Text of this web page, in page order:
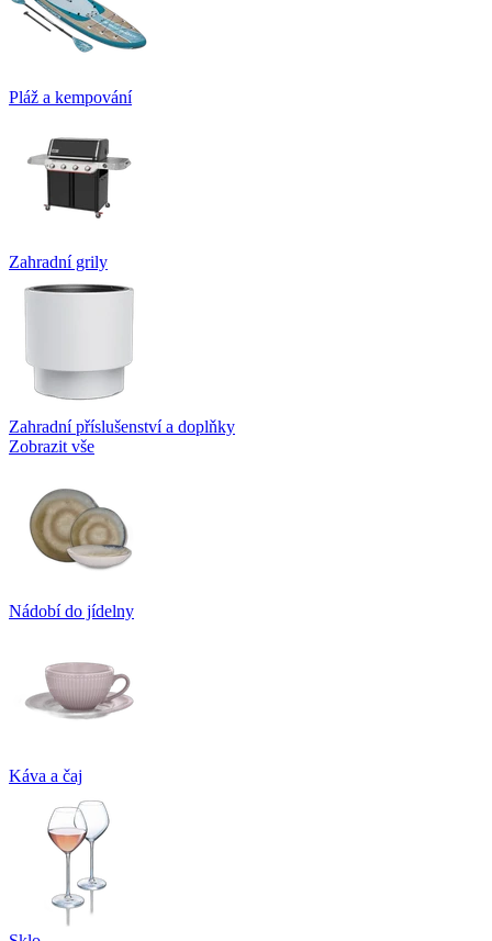
Pláž a kempování
Zahradní grily
Zahradní příslušenství a doplňky
Zobrazit vše
Nádobí do jídelny
Káva a čaj